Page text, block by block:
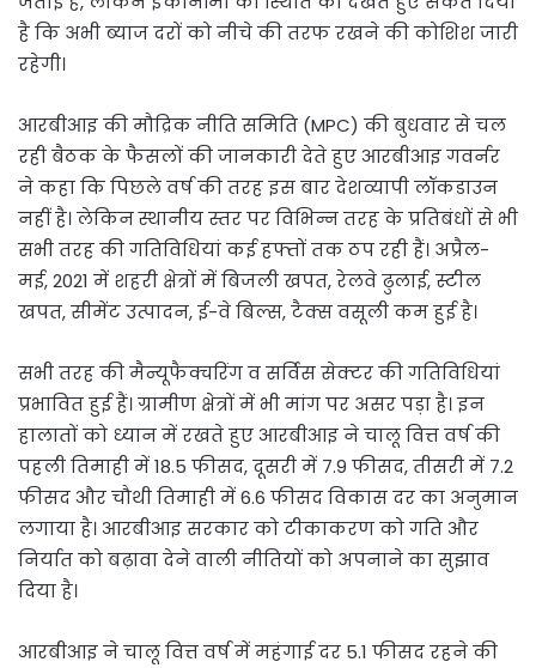
है कि अभी ब्याज दरों को नीचे की तरफ रखने की कोशिश जारी
रहेगी।
आरबीआइ की मौद्रिक नीति समिति (MPC) की बुधवार से चल
रही बैठक के फैसलों की जानकारी देते हुए आरबीआइ गवर्नर
ने कहा कि पिछले वर्ष की तरह इस बार देशव्यापी लॉकडाउन
नहीं है। लेकिन स्थानीय स्तर पर विभिन्न तरह के प्रतिबंधों से भी
सभी तरह की गतिविधियां कई हफ्तों तक ठप रही हैं। अप्रैल-
मई, 2021 में शहरी क्षेत्रों में बिजली खपत, रेलवे ढुलाई, स्टील
खपत, सीमेंट उत्पादन, ई-वे बिल्स, टैक्स वसूली कम हुई है।
सभी तरह की मैन्यूफैक्चरिंग व सर्विस सेक्टर की गतिविधियां
प्रभावित हुई हैं। ग्रामीण क्षेत्रों में भी मांग पर असर पड़ा है। इन
हालातों को ध्यान में रखते हुए आरबीआइ ने चालू वित्त वर्ष की
पहली तिमाही में 18.5 फीसद, दूसरी में 7.9 फीसद, तीसरी में 7.2
फीसद और चौथी तिमाही में 6.6 फीसद विकास दर का अनुमान
लगाया है। आरबीआइ सरकार को टीकाकरण को गति और
निर्यात को बढ़ावा देने वाली नीतियों को अपनाने का सुझाव
दिया है।
आरबीआइ ने चालू वित्त वर्ष में महंगाई दर 5.1 फीसद रहने की